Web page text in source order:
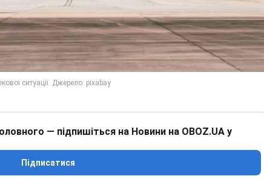
— підпишіться на Новини на OBOZ.UA у
Підписатися